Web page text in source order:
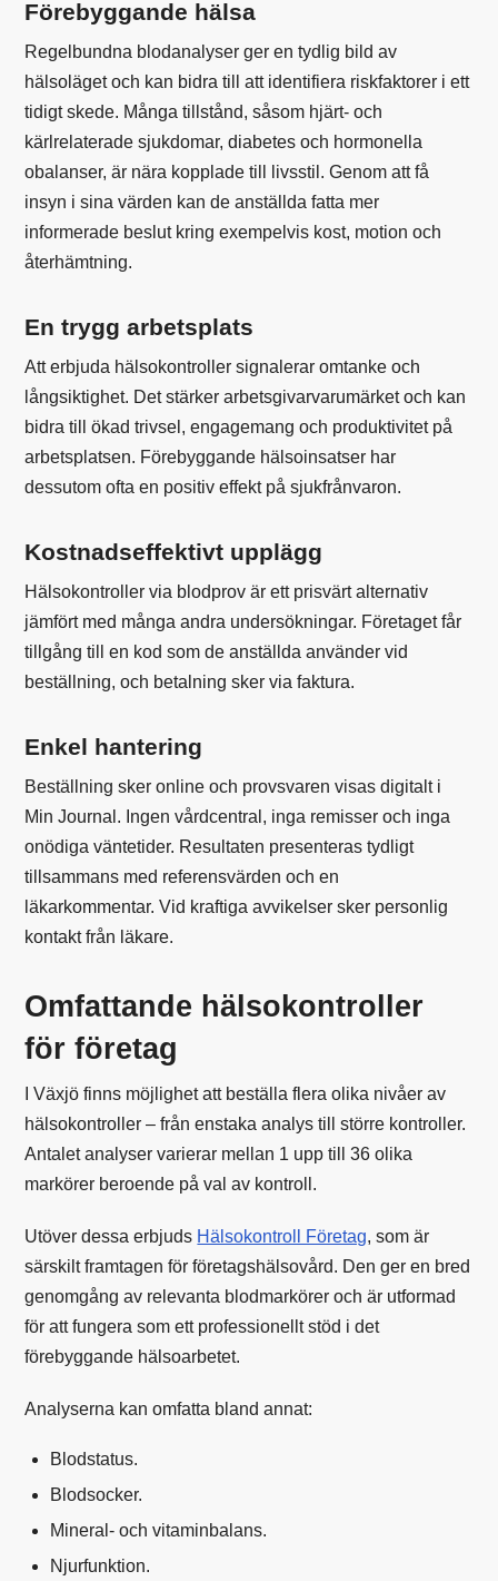
Förebyggande hälsa
Regelbundna blodanalyser ger en tydlig bild av
hälsoläget och kan bidra till att identifiera riskfaktorer i ett
tidigt skede. Många tillstånd, såsom hjärt- och
kärlrelaterade sjukdomar, diabetes och hormonella
obalanser, är nära kopplade till livsstil. Genom att få
insyn i sina värden kan de anställda fatta mer
informerade beslut kring exempelvis kost, motion och
återhämtning.
En trygg arbetsplats
Att erbjuda hälsokontroller signalerar omtanke och
långsiktighet. Det stärker arbetsgivarvarumärket och kan
bidra till ökad trivsel, engagemang och produktivitet på
arbetsplatsen. Förebyggande hälsoinsatser har
dessutom ofta en positiv effekt på sjukfrånvaron.
Kostnadseffektivt upplägg
Hälsokontroller via blodprov är ett prisvärt alternativ
jämfört med många andra undersökningar. Företaget får
tillgång till en kod som de anställda använder vid
beställning, och betalning sker via faktura.
Enkel hantering
Beställning sker online och provsvaren visas digitalt i
Min Journal. Ingen vårdcentral, inga remisser och inga
onödiga väntetider. Resultaten presenteras tydligt
tillsammans med referensvärden och en
läkarkommentar. Vid kraftiga avvikelser sker personlig
kontakt från läkare.
Omfattande hälsokontroller
för företag
I Växjö finns möjlighet att beställa flera olika nivåer av
hälsokontroller – från enstaka analys till större kontroller.
Antalet analyser varierar mellan 1 upp till 36 olika
markörer beroende på val av kontroll.
Utöver dessa erbjuds Hälsokontroll Företag, som är
särskilt framtagen för företagshälsovård. Den ger en bred
genomgång av relevanta blodmarkörer och är utformad
för att fungera som ett professionellt stöd i det
förebyggande hälsoarbetet.
Analyserna kan omfatta bland annat:
Blodstatus.
Blodsocker.
Mineral- och vitaminbalans.
Njurfunktion.